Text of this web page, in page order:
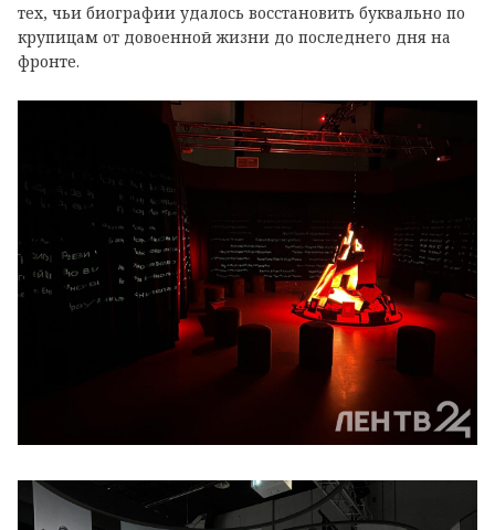
тех, чьи биографии удалось восстановить буквально по
крупицам от довоенной жизни до последнего дня на
фронте.